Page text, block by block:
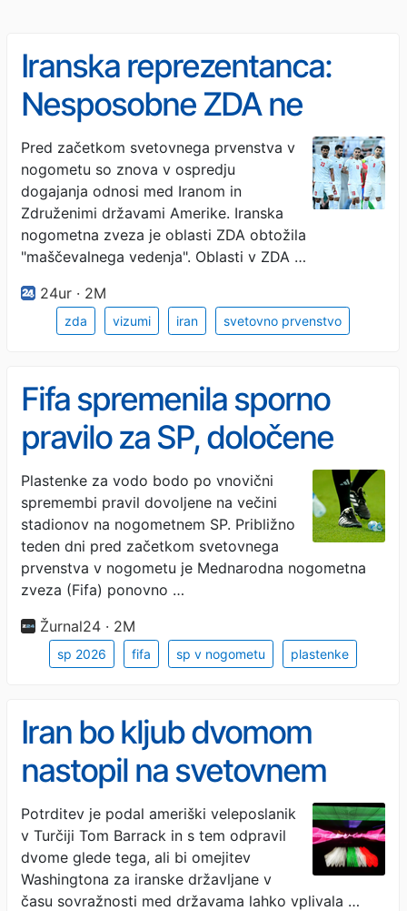
Iranska reprezentanca:
Nesposobne ZDA ne
morejo opraviti svojih
obveznosti
Pred začetkom svetovnega prvenstva v
nogometu so znova v ospredju
dogajanja odnosi med Iranom in
Združenimi državami Amerike. Iranska
nogometna zveza je oblasti ZDA obtožila
"maščevalnega vedenja". Oblasti v ZDA …
24ur · 2M
zda vizumi iran svetovno prvenstvo
Fifa spremenila sporno
pravilo za SP, določene
omejitve ostajajo
Plastenke za vodo bodo po vnovični
spremembi pravil dovoljene na večini
stadionov na nogometnem SP. Približno
teden dni pred začetkom svetovnega
prvenstva v nogometu je Mednarodna nogometna
zveza (Fifa) ponovno …
Žurnal24 · 2M
sp 2026 fifa sp v nogometu plastenke
Iran bo kljub dvomom
nastopil na svetovnem
prvenstvu
Potrditev je podal ameriški veleposlanik
v Turčiji Tom Barrack in s tem odpravil
dvome glede tega, ali bi omejitev
Washingtona za iranske državljane v
času sovražnosti med državama lahko vplivala …